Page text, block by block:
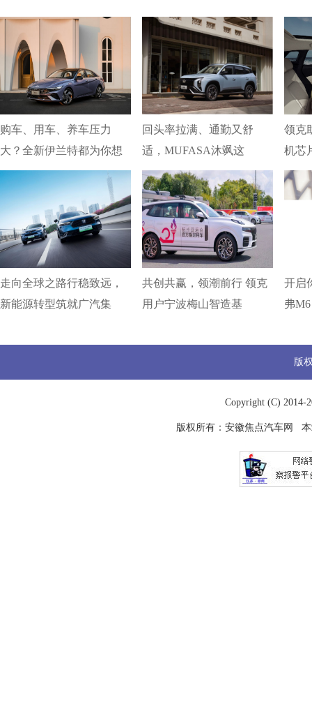
购车、用车、养车压力
大？全新伊兰特都为你想
回头率拉满、通勤又舒
适，MUFASA沐飒这
领克
机芯
走向全球之路行稳致远，
新能源转型筑就广汽集
共创共赢，领潮前行 领克
用户宁波梅山智造基
开启
弗M6
版
Copyright (C) 2014-
版权所有： 安徽焦点汽车网 本